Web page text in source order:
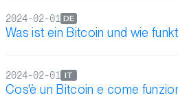
Was ist ein Bitcoin und wie
DE
2024-02-01
Cos'è un Bitcoin e come
IT
2024-02-01